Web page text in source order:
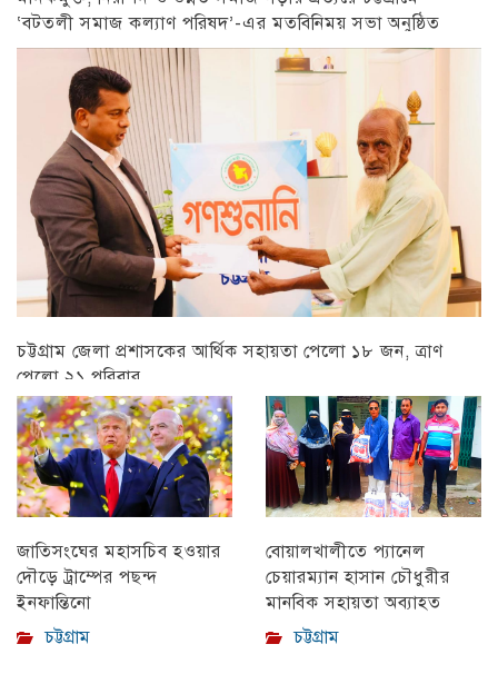
‘বটতলী সমাজ কল্যাণ পরিষদ’-এর মতবিনিময় সভা অনুষ্ঠিত
চট্টগ্রাম
চট্টগ্রাম জেলা প্রশাসকের আর্থিক সহায়তা পেলো ১৮ জন, ত্রাণ
পেলো ২১ পরিবার
চট্টগ্রাম
জাতিসংঘের মহাসচিব হওয়ার
দৌড়ে ট্রাম্পের পছন্দ
ইনফান্তিনো
চট্টগ্রাম
বোয়ালখালীতে প্যানেল
চেয়ারম্যান হাসান চৌধুরীর
মানবিক সহায়তা অব্যাহত
চট্টগ্রাম